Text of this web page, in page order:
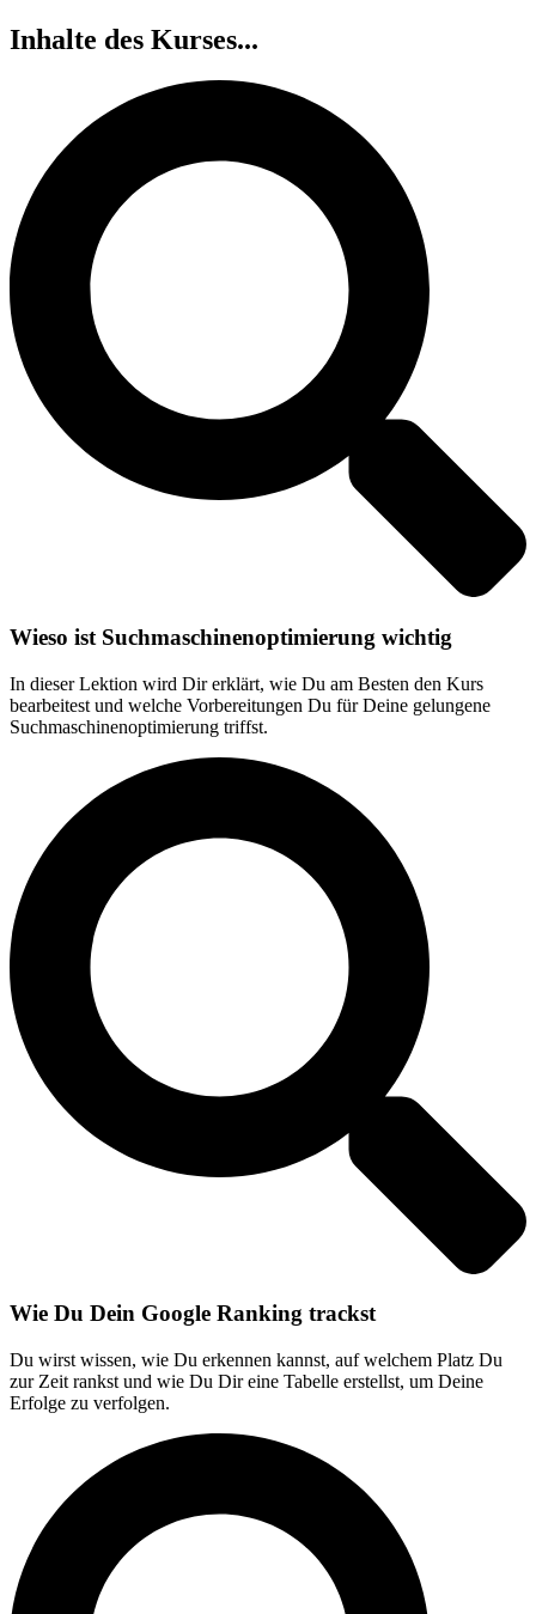
Inhalte des Kurses...
Wieso ist Suchmaschinenoptimierung wichtig
In dieser Lektion wird Dir erklärt, wie Du am Besten den Kurs
bearbeitest und welche Vorbereitungen Du für Deine gelungene
Suchmaschinenoptimierung triffst.
Wie Du Dein Google Ranking trackst
Du wirst wissen, wie Du erkennen kannst, auf welchem Platz Du
zur Zeit rankst und wie Du Dir eine Tabelle erstellst, um Deine
Erfolge zu verfolgen.